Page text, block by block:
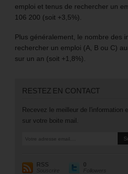
emploi et tenus de rechercher un
106 200 (soit +3,5%).
Plus généralement, le nombre des
rechercher un emploi (A, B ou C)
sur un an (soit +1,8%).
RESTEZ EN CONTACT
Recevez le meilleur de l'information
sur votre boite mail.
RSS
Souscrire
0
Followers